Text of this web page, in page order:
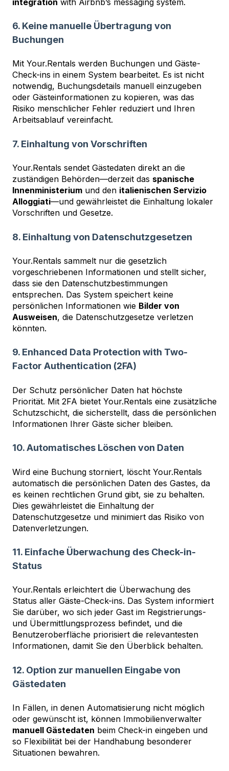
6. Keine manuelle Übertragung von
Buchungen
Mit Your.Rentals werden Buchungen und Gäste-
Check-ins in einem System bearbeitet. Es ist nicht
notwendig, Buchungsdetails manuell einzugeben
oder Gästeinformationen zu kopieren, was das
Risiko menschlicher Fehler reduziert und Ihren
Arbeitsablauf vereinfacht.
7. Einhaltung von Vorschriften
Your.Rentals sendet Gästedaten direkt an die
zuständigen Behörden—derzeit das spanische
Innenministerium und den italienischen Servizio
Alloggiati—und gewährleistet die Einhaltung lokaler
Vorschriften und Gesetze.
8. Einhaltung von Datenschutzgesetzen
Your.Rentals sammelt nur die gesetzlich
vorgeschriebenen Informationen und stellt sicher,
dass sie den Datenschutzbestimmungen
entsprechen. Das System speichert keine
persönlichen Informationen wie Bilder von
Ausweisen, die Datenschutzgesetze verletzen
könnten.
9. Enhanced Data Protection with Two-
Factor Authentication (2FA)
Der Schutz persönlicher Daten hat höchste
Priorität. Mit 2FA bietet Your.Rentals eine zusätzliche
Schutzschicht, die sicherstellt, dass die persönlichen
Informationen Ihrer Gäste sicher bleiben.
10. Automatisches Löschen von Daten
Wird eine Buchung storniert, löscht Your.Rentals
automatisch die persönlichen Daten des Gastes, da
es keinen rechtlichen Grund gibt, sie zu behalten.
Dies gewährleistet die Einhaltung der
Datenschutzgesetze und minimiert das Risiko von
Datenverletzungen.
11. Einfache Überwachung des Check-in-
Status
Your.Rentals erleichtert die Überwachung des
Status aller Gäste-Check-ins. Das System informiert
Sie darüber, wo sich jeder Gast im Registrierungs-
und Übermittlungsprozess befindet, und die
Benutzeroberfläche priorisiert die relevantesten
Informationen, damit Sie den Überblick behalten.
12. Option zur manuellen Eingabe von
Gästedaten
In Fällen, in denen Automatisierung nicht möglich
oder gewünscht ist, können Immobilienverwalter
manuell Gästedaten beim Check-in eingeben und
so Flexibilität bei der Handhabung besonderer
Situationen bewahren.